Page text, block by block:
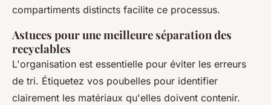
compartiments distincts facilite ce processus.
Astuces pour une meilleure séparation des
recyclables
L'organisation est essentielle pour éviter les erreurs
de tri. Étiquetez vos poubelles pour identifier
clairement les matériaux qu'elles doivent contenir.